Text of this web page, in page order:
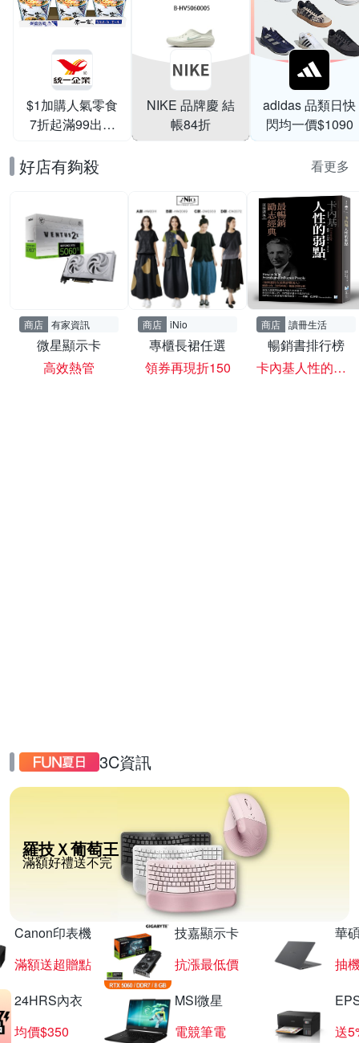
$1加購人氣零食
7折起滿99出貨
NIKE 品牌慶 結
帳84折
adidas 品類日快
閃均一價$1090
好店有夠殺 看更多
商店 有家資訊
微星顯示卡
高效熱管
商店 iNio
專櫃長裙任選
領券再現折150
商店 讀冊生活
暢銷書排行榜
卡內基人性的弱點
3C資訊
羅技Ｘ葡萄王
滿額好禮送不完
Canon印表機
滿額送超贈點
技嘉顯示卡
抗漲最低價
華
抽
24HRS內衣
均價$350
MSI微星
電競筆電
送